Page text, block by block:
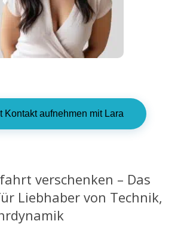
Kontakt aufnehmen mit Lara
verschenken – Das
Liebhaber von Technik,